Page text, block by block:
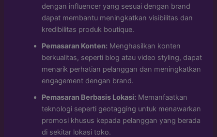
dengan influencer yang sesuai dengan brand
dapat membantu meningkatkan visibilitas dan
kredibilitas produk boutique.
Pemasaran Konten: Menghasilkan konten
berkualitas, seperti blog atau video styling, dapat
menarik perhatian pelanggan dan meningkatkan
engagement dengan brand.
Pemasaran Berbasis Lokasi: Memanfaatkan
teknologi seperti geotagging untuk menawarkan
promosi khusus kepada pelanggan yang berada
di sekitar lokasi toko.